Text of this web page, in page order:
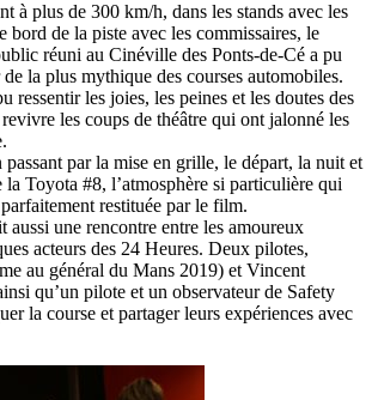
à plus de 300 km/h, dans les stands avec les
bord de la piste avec les commissaires, le
réuni au Cinéville des Ponts-de-Cé a pu
la plus mythique des courses automobiles.
ressentir les joies, les peines et les doutes des
les coups de théâtre qui ont jalonné les
passant par la mise en grille, le départ, la nuit et
la Toyota #8, l’atmosphère si particulière qui
restituée par le film.
aussi une rencontre entre les amoureux
acteurs des 24 Heures. Deux pilotes,
au général du Mans 2019) et Vincent
qu’un pilote et un observateur de Safety
la course et partager leurs expériences avec